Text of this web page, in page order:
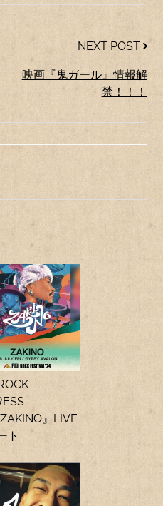
NEXT POST
映画『鬼ガール』情報解
禁！！！
ZAKINO』LIVE
ト